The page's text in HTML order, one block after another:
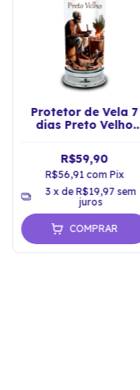
Protetor de Vela 7
dias Preto Velho
Castiçal
R$59,90
R$56,91com Pix
3 x deR$19,97 sem
juros
COMPRAR